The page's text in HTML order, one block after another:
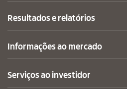
Resultados e relatórios
Informações ao mercado
Serviços ao investidor